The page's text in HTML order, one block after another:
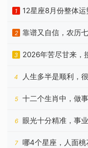
1 12星座8月份整体运
2
靠谱又自信，农历
的生肖
3
2026年苦尽甘来，
肖
4
人生多半是顺利，
谁？
5
十二个生肖中，做
快
6
眼光十分精准，事
星座
7
哪4个星座，人面